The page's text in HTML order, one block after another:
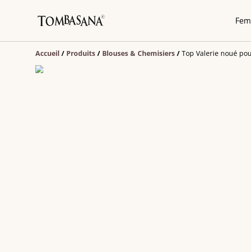
Accueil / Produits / Blouses & Chemisiers / Top Valerie noué